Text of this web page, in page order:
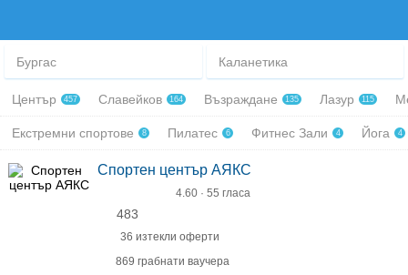
Бургас Каланетика
Център 457 Славейков 164 Възраждане 135 Лазур 115
Екстремни спортове 8 Пилатес 6 Фитнес Зали 4 Йога 4
Спортен център АЯКС
4.60 · 55 гласа
483
36 изтекли оферти
869 грабнати ваучера